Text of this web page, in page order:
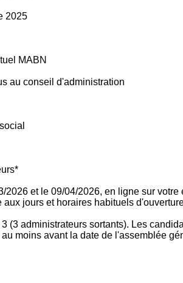
2025
MABN
au conseil d'administration
2026 et le 09/04/2026, en ligne sur votre
jours et horaires habituels
(3 administrateurs sortants). Les
moins avant la date de l'assemblée